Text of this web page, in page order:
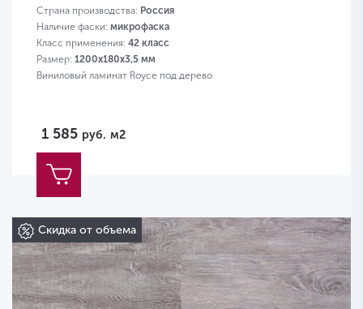
Страна производства: Россия
Наличие фаски: микрофаска
Класс применения: 42 класс
Размер: 1200х180х3,5 мм
Виниловый ламинат Royce под дерево
1 585 руб. м2
Скидка от объема